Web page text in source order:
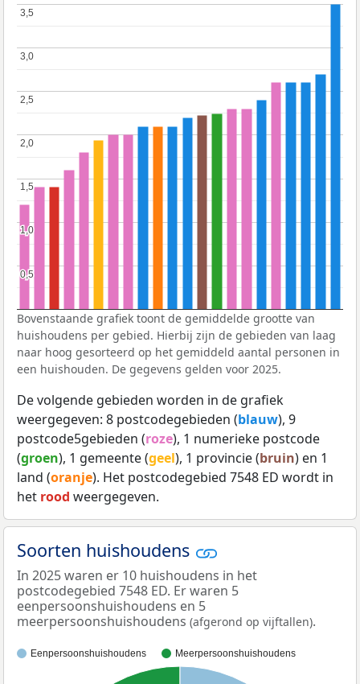
0,5
0,5
1,0
1,0
1,5
1,5
2,0
2,0
2,5
2,5
3,0
3,0
3,5
3,5
Bovenstaande grafiek toont de gemiddelde grootte van
huishoudens per gebied. Hierbij zijn de gebieden van laag
naar hoog gesorteerd op het gemiddeld aantal personen in
een huishouden. De gegevens gelden voor 2025.
De volgende gebieden worden in de grafiek
weergegeven: 8 postcodegebieden (blauw), 9
postcode5gebieden (roze), 1 numerieke postcode
(groen), 1 gemeente (geel), 1 provincie (bruin) en 1
land (oranje). Het postcodegebied 7548 ED wordt in
het rood weergegeven.
Soorten huishoudens
In 2025 waren er 10 huishoudens in het
postcodegebied 7548 ED. Er waren 5
eenpersoonshuishoudens en 5
meerpersoonshuishoudens (afgerond op vijftallen).
Eenpersoonshuishoudens Meerpersoonshuishoudens